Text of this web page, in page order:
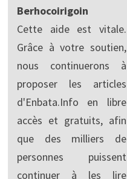
Berhocoirigoin
Cette aide est vitale.
Grâce à votre soutien,
nous continuerons à
proposer les articles
d'Enbata.Info en libre
accès et gratuits, afin
que des milliers de
personnes puissent
continuer à les lire